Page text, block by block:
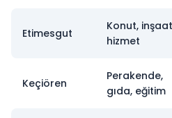
Etimesgut
Konut,
hizmet
Keçiören
Perakende,
gıda, eğitim